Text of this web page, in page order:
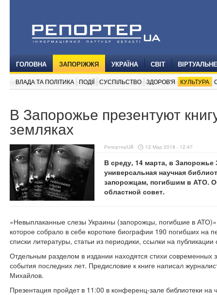
ГОЛОВНА ЗАПОРІЖЖЯ УКРАЇНА СВІТ
ВЛАДА ТА ПОЛІТИКА ПОДІЇ СУСПІЛЬСТВО ЗДОРОВ'Я КУЛЬТУРА
В Запорожье презентуют
земляках
РепортерUA 12 Мар 2018 - 12:47
В среду, 14 марта, в Запорожье
универсальная научная
запорожцам, погибшим в АТО.
областной совет.
«Невыплаканные слезы Украины (запорожцы, погибшие в
которое собрало в себе короткие биографии 190 погибших на
списки литературы, статьи из периодики, ссылки на
Отдельным разделом в издании находятся стихи современных
события последних лет. Предисловие к книге написал
Михайлов.
Презентация пройдет в 11:00 в конференц-зале библиотеки на